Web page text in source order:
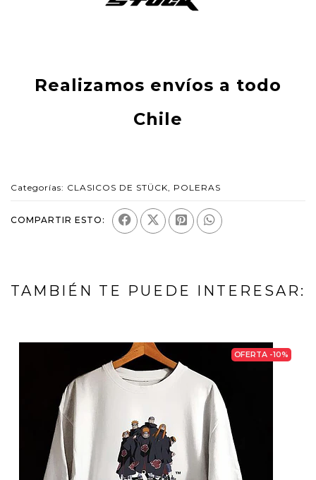
Realizamos envíos a todo
Chile
Categorías: CLASICOS DE STÜCK, POLERAS
COMPARTIR ESTO:
TAMBIÉN TE PUEDE INTERESAR:
OFERTA -10%